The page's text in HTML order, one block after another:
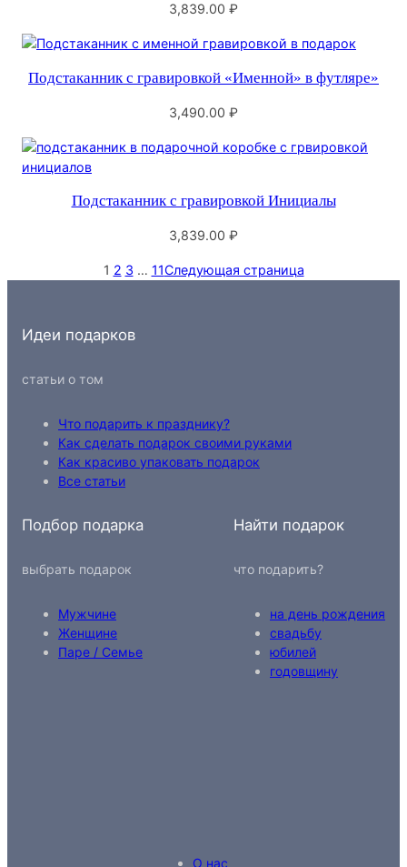
3,839.00 ₽
Подстаканник с гравировкой «Именной» в футляре»
3,490.00 ₽
Подстаканник с гравировкой Инициалы
3,839.00 ₽
1 2 3 … 11Следующая страница
Идеи подарков
статьи о том
Что подарить к празднику?
Как сделать подарок своими руками
Как красиво упаковать подарок
Все статьи
Подбор подарка
выбрать подарок
Мужчине
Женщине
Паре / Семье
Найти подарок
что подарить?
на день рождения
свадьбу
юбилей
годовщину
О нас